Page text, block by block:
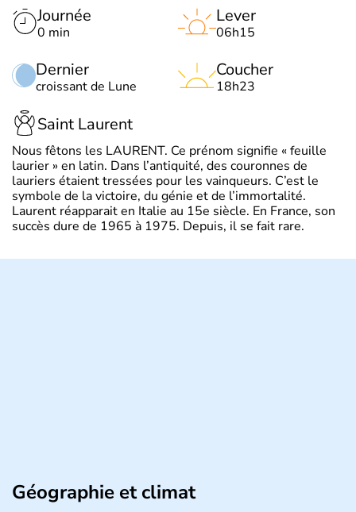
Journée
0 min
Dernier
croissant de Lune
Lever
06h15
Coucher
18h23
Saint Laurent
Nous fêtons les LAURENT. Ce prénom signifie « feuille
laurier » en latin. Dans l’antiquité, des couronnes de
lauriers étaient tressées pour les vainqueurs. C’est le
symbole de la victoire, du génie et de l’immortalité.
Laurent réapparait en Italie au 15e siècle. En France, son
succès dure de 1965 à 1975. Depuis, il se fait rare.
Géographie et climat